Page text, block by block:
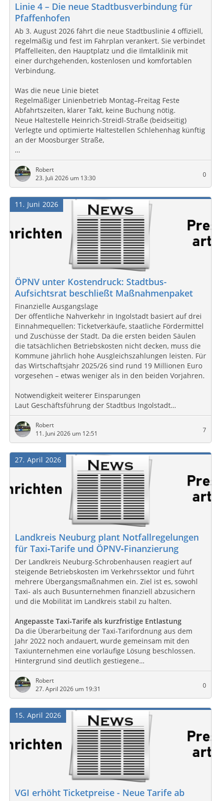
Linie 4 – Die neue Stadtbusverbindung für
Pfaffenhofen
Ab 3. August 2026 fährt die neue Stadtbuslinie 4 offiziell,
regelmäßig und fest im Fahrplan verankert. Sie verbindet
Pfaffelleiten, den Hauptplatz und die Ilmtalklinik mit
einer durchgehenden, kostenlosen und komfortablen
Verbindung.
Was die neue Linie bietet
Regelmäßiger Linienbetrieb Montag–Freitag Feste
Abfahrtszeiten, klarer Takt, keine Buchung nötig.
Neue Haltestelle Heinrich-Streidl-Straße (beidseitig)
Verlegte und optimierte Haltestellen Schlehenhag künftig
an der Moosburger Straße,
…
Robert
23. Juli 2026 um 13:30
0
Juni
11 2026
ÖPNV unter Kostendruck: Stadtbus-
Aufsichtsrat beschließt Maßnahmenpaket
Finanzielle Ausgangslage
Der öffentliche Nahverkehr in Ingolstadt basiert auf drei
Einnahmequellen: Ticketverkäufe, staatliche Fördermittel
und Zuschüsse der Stadt. Da die ersten beiden Säulen
die tatsächlichen Betriebskosten nicht decken, muss die
Kommune jährlich hohe Ausgleichszahlungen leisten. Für
das Wirtschaftsjahr 2025/26 sind rund 19 Millionen Euro
vorgesehen – etwas weniger als in den beiden Vorjahren.
Notwendigkeit weiterer Einsparungen
Laut Geschäftsführung der Stadtbus Ingolstadt…
Robert
11. Juni 2026 um 12:51
7
April
27 2026
Landkreis Neuburg plant Notfallregelungen
für Taxi‑Tarife und ÖPNV‑Finanzierung
Der Landkreis Neuburg‑Schrobenhausen reagiert auf
steigende Betriebskosten im Verkehrssektor und führt
mehrere Übergangsmaßnahmen ein. Ziel ist es, sowohl
Taxi‑ als auch Busunternehmen finanziell abzusichern
und die Mobilität im Landkreis stabil zu halten.
Angepasste Taxi‑Tarife als kurzfristige Entlastung
Da die Überarbeitung der Taxi‑Tarifordnung aus dem
Jahr 2022 noch andauert, wurde gemeinsam mit den
Taxiunternehmen eine vorläufige Lösung beschlossen.
Hintergrund sind deutlich gestiegene…
Robert
27. April 2026 um 19:31
0
April
15 2026
VGI erhöht Ticketpreise - Neue Tarife ab